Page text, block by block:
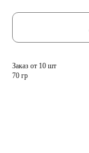
Заказ от 10 шт
70 гр